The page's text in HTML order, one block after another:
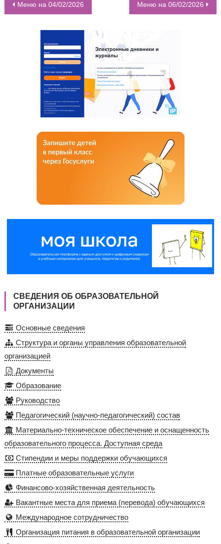
НАВИГАЦИЯ ПО ЗАПИСЯМ
Меню на 04/02/2026 Меню на 06/02/2026
СВЕДЕНИЯ ОБ ОБРАЗОВАТЕЛЬНОЙ
ОРГАНИЗАЦИИ
Основные сведения
Структура и органы управления образовательной
организацией
Документы
Образование
Руководство
Педагогический (научно-педагогический) состав
Материально-техническое обеспечение и оснащенность
образовательного процесса. Доступная среда
Стипендии и меры поддержки обучающихся
Платные образовательные услуги
Финансово-хозяйственная деятельность
Вакантные места для приема (перевода) обучающихся
Международное сотрудничество
Организация питания в образовательной организации